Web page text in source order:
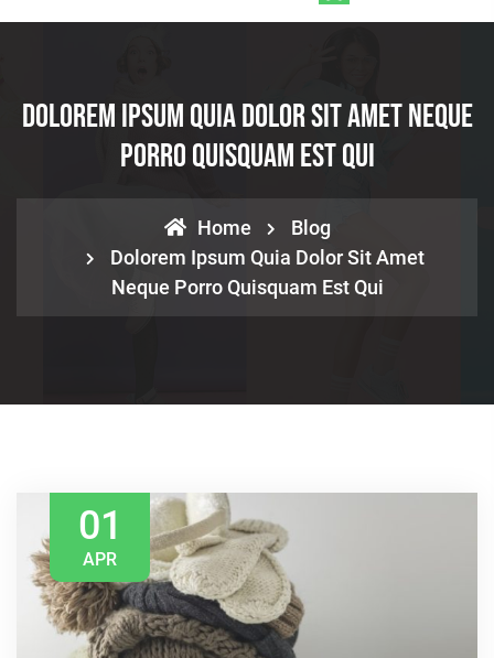
Dolorem Ipsum Quia Dolor Sit Amet Neque
Porro Quisquam Est Qui
Home
Blog
Dolorem Ipsum Quia Dolor Sit Amet
Neque Porro Quisquam Est Qui
01
APR